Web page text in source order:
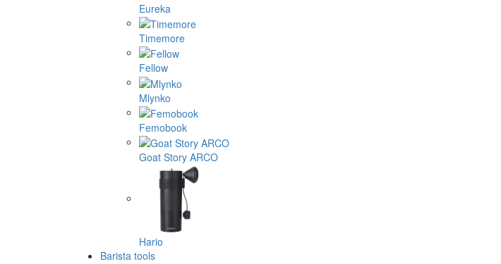
Eureka
Timemore
Fellow
Mlynko
Femobook
Goat Story ARCO
Hario
Barista tools